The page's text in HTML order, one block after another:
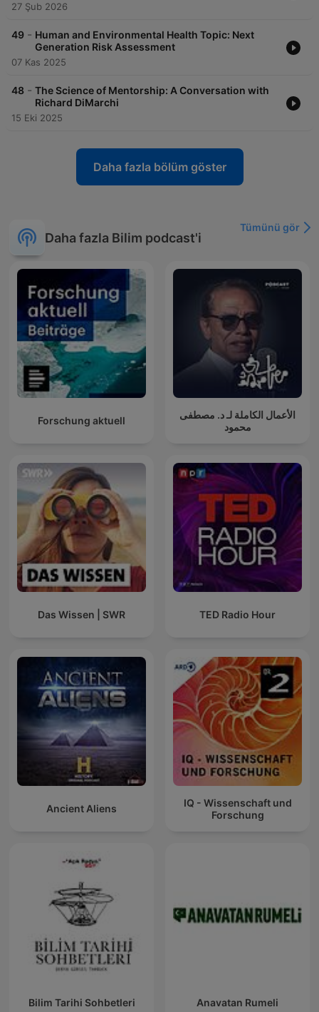
27 Şub 2026
49 - Human and Environmental Health Topic: Next
Generation Risk Assessment
07 Kas 2025
48 - The Science of Mentorship: A Conversation with
Richard DiMarchi
15 Eki 2025
Daha fazla bölüm göster
Daha fazla Bilim podcast'i
Tümünü gör
Forschung aktuell
الأعمال الكاملة لـ د. مصطفى
محمود
Das Wissen | SWR TED Radio Hour
Ancient Aliens
IQ - Wissenschaft und
Forschung
Bilim Tarihi Sohbetleri Anavatan Rumeli